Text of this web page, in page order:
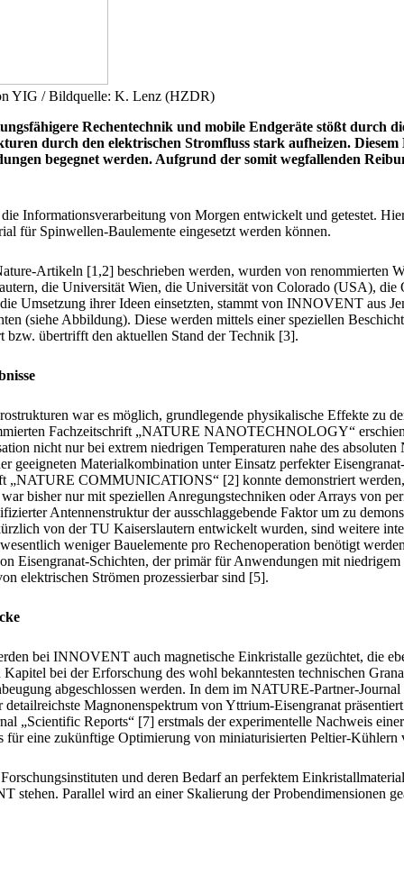
YIG / Bildquelle: K. Lenz (HZDR)
Rechentechnik und mobile Endgeräte stößt durch
durch den elektrischen Stromfluss stark aufheizen.
begegnet werden. Aufgrund der somit wegfallenden
Informationsverarbeitung von Morgen entwickelt und getestet.
für Spinwellen-Baulemente eingesetzt werden können.
Artikeln [1,2] beschrieben werden, wurden von renommierten
die Universität Wien, die Universität von Colorado (USA),
Umsetzung ihrer Ideen einsetzten, stammt von INNOVENT aus
(siehe Abbildung). Diese werden mittels einer speziellen
bzw. übertrifft den aktuellen Stand der Technik [3].
war es möglich, grundlegende physikalische Effekte zu
Fachzeitschrift „NATURE NANOTECHNOLOGY“
nicht nur bei extrem niedrigen Temperaturen nahe des
geeigneten Materialkombination unter Einsatz perfekter
„NATURE COMMUNICATIONS“ [2] konnte demonstriert
bisher nur mit speziellen Anregungstechniken oder Arrays von
Antennenstruktur der ausschlaggebende Faktor um zu
von der TU Kaiserslautern entwickelt wurden, sind weitere
weniger Bauelemente pro Rechenoperation benötigt
Eisengranat-Schichten, der primär für Anwendungen mit
elektrischen Strömen prozessierbar sind [5].
bei INNOVENT auch magnetische Einkristalle gezüchtet, die
bei der Erforschung des wohl bekanntesten technischen
abgeschlossen werden. In dem im NATURE-Partner-
Magnonenspektrum von Yttrium-Eisengranat
„Scientific Reports“ [7] erstmals der experimentelle Nachweis
eine zukünftige Optimierung von miniaturisierten Peltier-Kühlern
und deren Bedarf an perfektem
Parallel wird an einer Skalierung der Probendimensionen